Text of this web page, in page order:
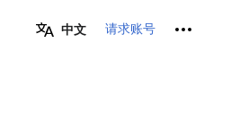
中文 请求账号 个人工具